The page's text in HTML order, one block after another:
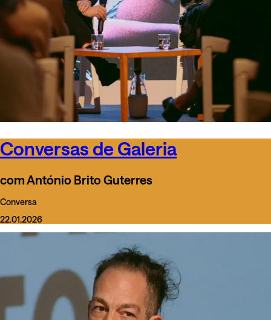
Conversas de Galeria
com António Brito Guterres
Conversa
22.01.2026